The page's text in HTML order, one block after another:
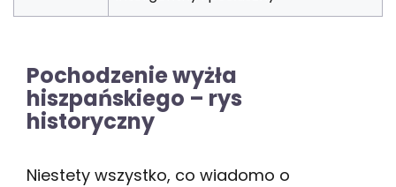
Pochodzenie wyżła
hiszpańskiego – rys
historyczny
Niestety wszystko, co wiadomo o